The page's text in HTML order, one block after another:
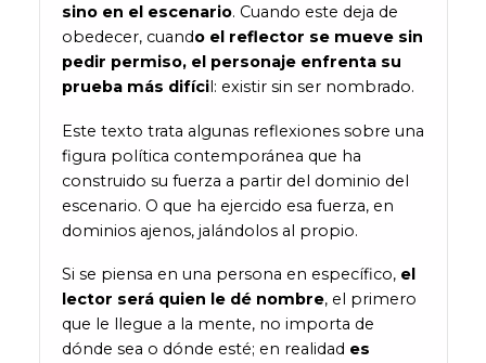
sino en el escenario. Cuando este deja de
obedecer, cuando el reflector se mueve sin
pedir permiso, el personaje enfrenta su
prueba más difícil: existir sin ser nombrado.
Este texto trata algunas reflexiones sobre una
figura política contemporánea que ha
construido su fuerza a partir del dominio del
escenario. O que ha ejercido esa fuerza, en
dominios ajenos, jalándolos al propio.
Si se piensa en una persona en específico, el
lector será quien le dé nombre, el primero
que le llegue a la mente, no importa de
dónde sea o dónde esté; en realidad es